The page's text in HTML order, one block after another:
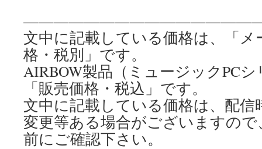
文中に記載している価格は、「メ
格・税別」です。
AIRBOW製品（ミュージックPC
「販売価格・税込」です。
文中に記載している価格は、配信
変更等ある場合がございますの
前にご確認下さい。